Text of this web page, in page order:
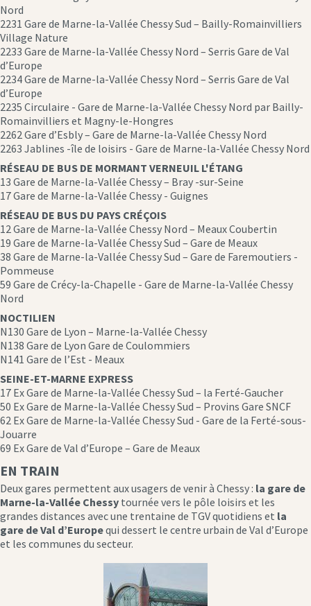
Nord
2231 Gare de Marne-la-Vallée Chessy Sud – Bailly-Romainvilliers
Village Nature
2233 Gare de Marne-la-Vallée Chessy Nord – Serris Gare de Val
d’Europe
2234 Gare de Marne-la-Vallée Chessy Nord – Serris Gare de Val
d’Europe
2235 Circulaire - Gare de Marne-la-Vallée Chessy Nord par Bailly-
Romainvilliers et Magny-le-Hongres
2262 Gare d’Esbly – Gare de Marne-la-Vallée Chessy Nord
2263 Jablines -île de loisirs - Gare de Marne-la-Vallée Chessy Nord
RÉSEAU DE BUS DE MORMANT VERNEUIL L'ÉTANG
13 Gare de Marne-la-Vallée Chessy – Bray -sur-Seine
17 Gare de Marne-la-Vallée Chessy - Guignes
RÉSEAU DE BUS DU PAYS CRÉÇOIS
12 Gare de Marne-la-Vallée Chessy Nord – Meaux Coubertin
19 Gare de Marne-la-Vallée Chessy Sud – Gare de Meaux
38 Gare de Marne-la-Vallée Chessy Sud – Gare de Faremoutiers -
Pommeuse
59 Gare de Crécy-la-Chapelle - Gare de Marne-la-Vallée Chessy
Nord
NOCTILIEN
N130 Gare de Lyon – Marne-la-Vallée Chessy
N138 Gare de Lyon Gare de Coulommiers
N141 Gare de l’Est - Meaux
SEINE-ET-MARNE EXPRESS
17 Ex Gare de Marne-la-Vallée Chessy Sud – la Ferté-Gaucher
50 Ex Gare de Marne-la-Vallée Chessy Sud – Provins Gare SNCF
62 Ex Gare de Marne-la-Vallée Chessy Sud - Gare de la Ferté-sous-
Jouarre
69 Ex Gare de Val d’Europe – Gare de Meaux
EN TRAIN
Deux gares permettent aux usagers de venir à Chessy : la gare de
Marne-la-Vallée Chessy tournée vers le pôle loisirs et les
grandes distances avec une trentaine de TGV quotidiens et la
gare de Val d’Europequi dessert le centre urbain de Val d’Europe
et les communes du secteur.